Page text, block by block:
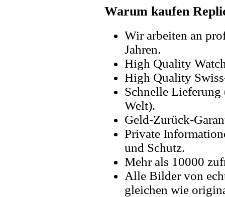
Warum kaufen
Wir arbeiten an
Jahren.
High Quality
High Quality
Schnelle Lieferung
Welt).
Geld-Zurück-
Private
und Schutz.
Mehr als 10000
Alle Bilder von
gleichen wie